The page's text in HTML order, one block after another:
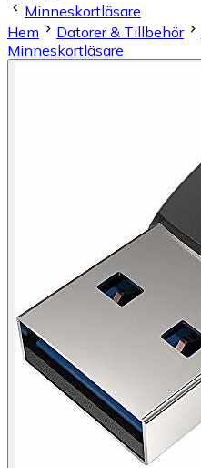
Minneskortläsare
Hem
Datorer & Tillbehör
Minneskortläsare